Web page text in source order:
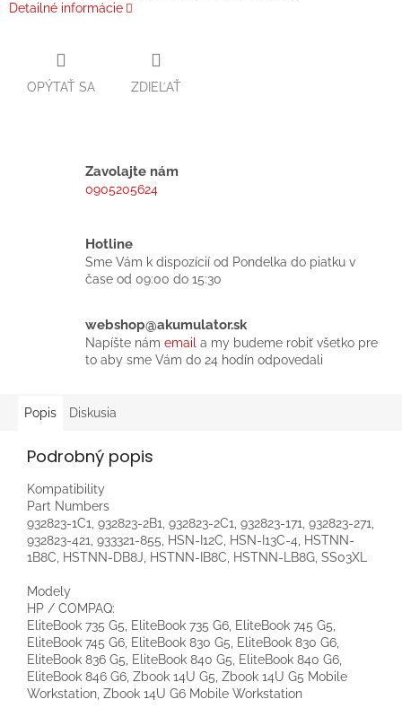
Detailné informácie
OPÝTAŤ SA ZDIEĽAŤ
Zavolajte nám
0905205624
Hotline
Sme Vám k dispozícií od Pondelka do piatku v
čase od 09:00 do 15:30
webshop@akumulator.sk
Napíšte nám email a my budeme robiť všetko pre
to aby sme Vám do 24 hodín odpovedali
Popis Diskusia
Podrobný popis
Kompatibility
Part Numbers
932823-1C1, 932823-2B1, 932823-2C1, 932823-171, 932823-271,
932823-421, 933321-855, HSN-I12C, HSN-I13C-4, HSTNN-
1B8C, HSTNN-DB8J, HSTNN-IB8C, HSTNN-LB8G, SS03XL
Modely
HP / COMPAQ:
EliteBook 735 G5, EliteBook 735 G6, EliteBook 745 G5,
EliteBook 745 G6, EliteBook 830 G5, EliteBook 830 G6,
EliteBook 836 G5, EliteBook 840 G5, EliteBook 840 G6,
EliteBook 846 G6, Zbook 14U G5, Zbook 14U G5 Mobile
Workstation, Zbook 14U G6 Mobile Workstation